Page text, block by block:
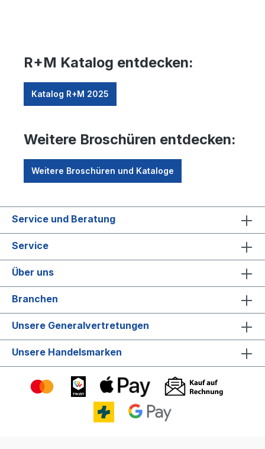
R+M Katalog entdecken:
Katalog R+M 2025
Weitere Broschüren entdecken:
Weitere Broschüren und Kataloge
Service und Beratung
Service
Über uns
Branchen
Unsere Generalvertretungen
Unsere Handelsmarken